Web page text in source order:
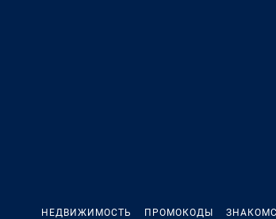
НЕДВИЖИМОСТЬ ПРОМОКОДЫ